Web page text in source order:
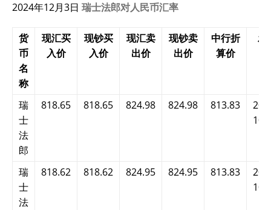
2024年12月3日 瑞士法郎对人民币汇率
货
币
名
称
现汇买
入价
现钞买
入价
现汇卖
出价
现钞卖
出价
中行折
算价
发
瑞
士
法
郎
818.65 818.65 824.98 824.98 813.83
瑞
士
法
818.62 818.62 824.95 824.95 813.83